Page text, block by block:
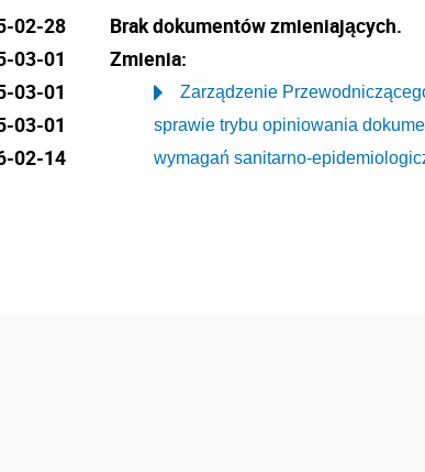
02-28
03-01
03-01
03-01
02-14
Brak dokumentów zmieniających.
Zmienia:
Zarządzenie
sprawie trybu opiniowania
wymagań sanitarno-